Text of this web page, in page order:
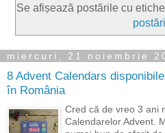
Se afișează postările cu
miercuri, 21 noiembrie
8 Advent Calendars disponibile
în România
Cred că de vreo 3 ani
Calendarelor Advent.